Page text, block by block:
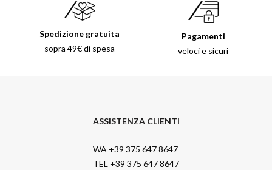
Spedizione gratuita
sopra 49€ di spesa
Pagamenti
veloci e sicuri
ASSISTENZA CLIENTI
WA +39 375 647 8647
TEL +39 375 647 8647